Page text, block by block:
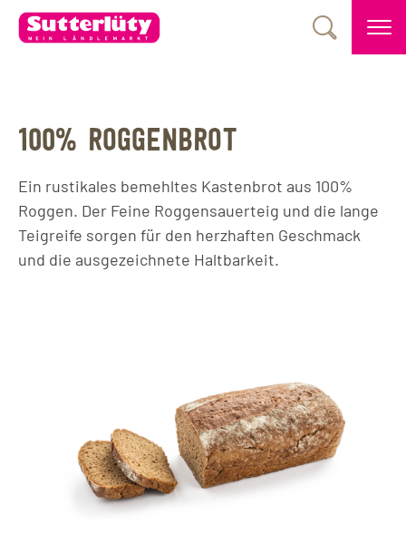
100% ROGGENBROT
Ein rustikales bemehltes Kastenbrot aus 100%
Roggen. Der Feine Roggensauerteig und die lange
Teigreife sorgen für den herzhaften Geschmack
und die ausgezeichnete Haltbarkeit.